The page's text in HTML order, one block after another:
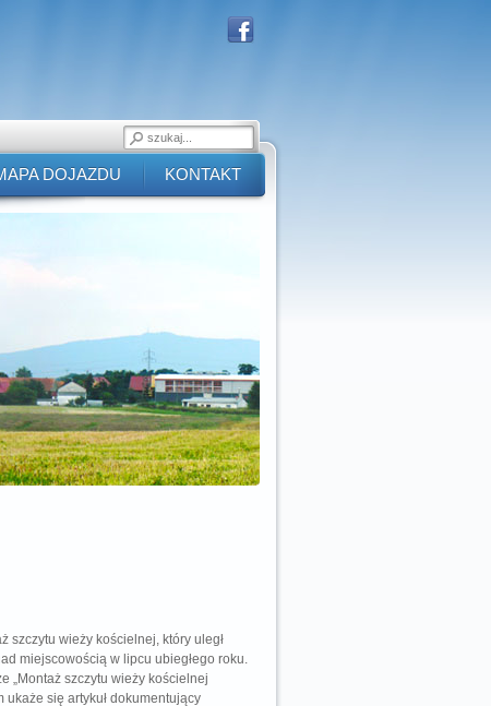
DOJAZDU KONTAKT
szczytu wieży kościelnej, który uległ
miejscowością w lipcu ubiegłego roku.
„Montaż szczytu wieży kościelnej
się artykuł dokumentujący